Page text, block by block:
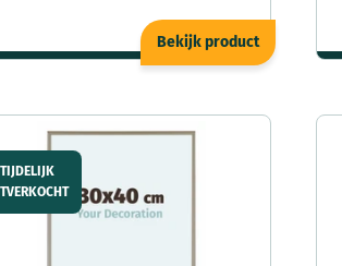
Bekijk product
TIJDELIJK